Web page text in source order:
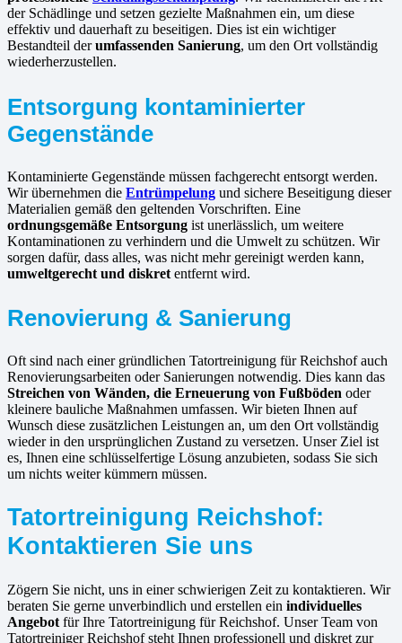
der Schädlinge und setzen gezielte Maßnahmen ein, um diese
effektiv und dauerhaft zu beseitigen. Dies ist ein wichtiger
Bestandteil derumfassenden Sanierung, um den Ort vollständig
wiederherzustellen.
Entsorgung kontaminierter
Gegenstände
Kontaminierte Gegenstände müssen fachgerecht entsorgt werden.
Wir übernehmen die Entrümpelung und sichere Beseitigung dieser
Materialien gemäß den geltenden Vorschriften. Eine
ordnungsgemäße Entsorgung ist unerlässlich, um weitere
Kontaminationen zu verhindern und die Umwelt zu schützen. Wir
sorgen dafür, dass alles, was nicht mehr gereinigt werden kann,
umweltgerecht und diskret entfernt wird.
Renovierung & Sanierung
Oft sind nach einer gründlichen Tatortreinigung für Reichshof auch
Renovierungsarbeiten oder Sanierungen notwendig. Dies kann das
Streichen von Wänden, die Erneuerung von Fußböden oder
kleinere bauliche Maßnahmen umfassen. Wir bieten Ihnen auf
Wunsch diese zusätzlichen Leistungen an, um den Ort vollständig
wieder in den ursprünglichen Zustand zu versetzen. Unser Ziel ist
es, Ihnen eine schlüsselfertige Lösung anzubieten, sodass Sie sich
um nichts weiter kümmern müssen.
Tatortreinigung Reichshof:
Kontaktieren Sie uns
Zögern Sie nicht, uns in einer schwierigen Zeit zu kontaktieren. Wir
beraten Sie gerne unverbindlich und erstellen ein individuelles
Angebot für Ihre Tatortreinigung für Reichshof. Unser Team von
Tatortreiniger Reichshof steht Ihnen professionell und diskret zur